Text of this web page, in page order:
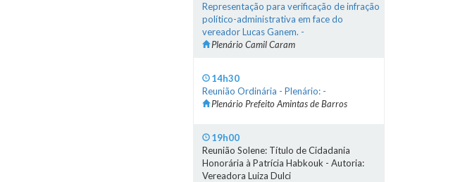
Representação para verificação de infração
político-administrativa em face do
vereador Lucas Ganem. -
Plenário Camil Caram
14h30
Reunião Ordinária - Plenário: -
Plenário Prefeito Amintas de Barros
19h00
Reunião Solene: Título de Cidadania
Honorária à Patrícia Habkouk - Autoria:
Vereadora Luiza Dulci